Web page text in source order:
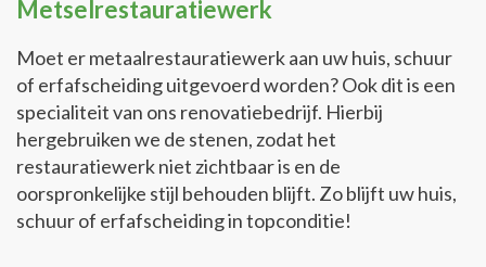
Metselrestauratiewerk
Moet er metaalrestauratiewerk aan uw huis, schuur
of erfafscheiding uitgevoerd worden? Ook dit is een
specialiteit van ons renovatiebedrijf. Hierbij
hergebruiken we de stenen, zodat het
restauratiewerk niet zichtbaar is en de
oorspronkelijke stijl behouden blijft. Zo blijft uw huis,
schuur of erfafscheiding in topconditie!